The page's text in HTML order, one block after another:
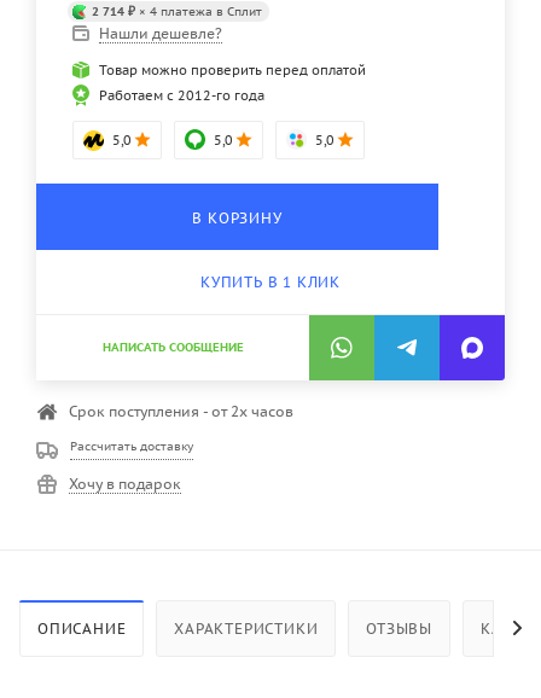
2 714 ₽ × 4 платежа в Сплит
Нашли дешевле?
Товар можно проверить перед оплатой
Работаем с 2012-го года
5,0 5,0 5,0
В КОРЗИНУ
КУПИТЬ В 1 КЛИК
НАПИСАТЬ СООБЩЕНИЕ
Срок поступления - от 2х часов
Рассчитать доставку
Хочу в подарок
ОПИСАНИЕ ХАРАКТЕРИСТИКИ ОТЗЫВЫ КАК